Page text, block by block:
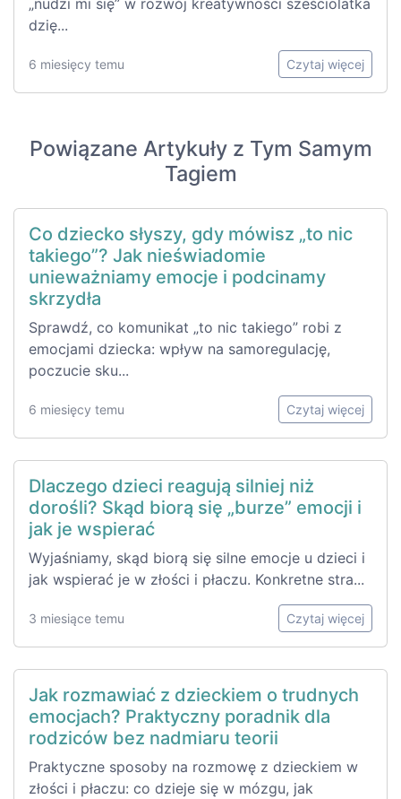
dzię...
6 miesięcy temu Czytaj więcej
Powiązane Artykuły z Tym Samym
Tagiem
Co dziecko słyszy, gdy mówisz „to nic
takiego”? Jak nieświadomie
unieważniamy emocje i podcinamy
skrzydła
Sprawdź, co komunikat „to nic takiego” robi z
emocjami dziecka: wpływ na samoregulację,
poczucie sku...
6 miesięcy temu Czytaj więcej
Dlaczego dzieci reagują silniej niż
dorośli? Skąd biorą się „burze” emocji i
jak je wspierać
Wyjaśniamy, skąd biorą się silne emocje u dzieci i
jak wspierać je w złości i płaczu. Konkretne stra...
3 miesiące temu Czytaj więcej
Jak rozmawiać z dzieckiem o trudnych
emocjach? Praktyczny poradnik dla
rodziców bez nadmiaru teorii
Praktyczne sposoby na rozmowę z dzieckiem w
złości i płaczu: co dzieje się w mózgu, jak